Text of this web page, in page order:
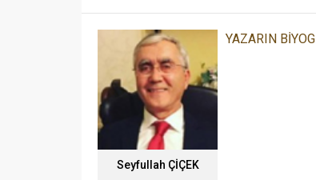
Seyfullah ÇİÇEK
YAZARIN